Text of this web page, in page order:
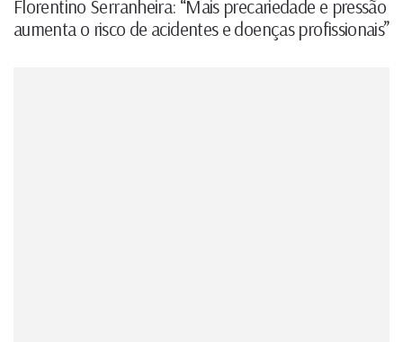
Florentino Serranheira: “Mais precariedade e pressão
aumenta o risco de acidentes e doenças profissionais”